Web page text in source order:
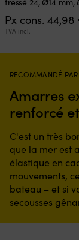
RECOMMANDÉ
Amarres
renforcé
C'est un très
que la mer est
élastique en
mouvements,
bateau – et si
secousses
tressé 24, Ø14
Px cons. 44,98
TVA incl.